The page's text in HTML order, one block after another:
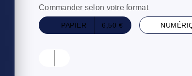
Commander selon votre format
PAPIER 6,50 €